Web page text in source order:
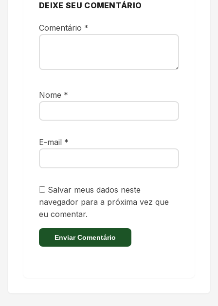
DEIXE SEU COMENTÁRIO
Comentário *
Nome *
E-mail *
Salvar meus dados neste
navegador para a próxima vez que
eu comentar.